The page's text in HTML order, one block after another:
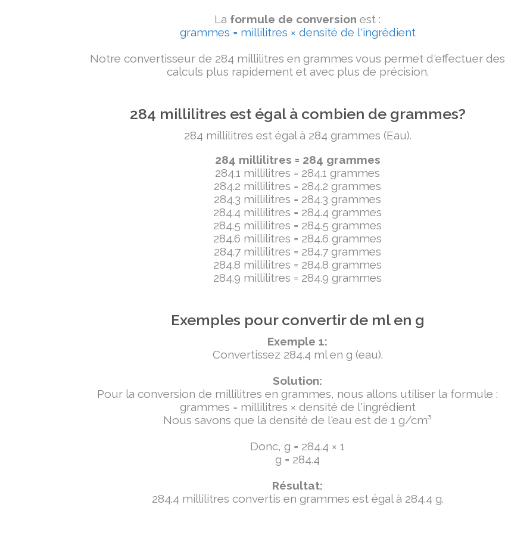
La formule de conversion est :
grammes = millilitres × densité de l'ingrédient
Notre convertisseur de 284 millilitres en grammes vous permet d'effectuer des
calculs plus rapidement et avec plus de précision.
284 millilitres est égal à combien de grammes?
284 millilitres est égal à 284 grammes (Eau).
284 millilitres = 284 grammes
284.1 millilitres = 284.1 grammes
284.2 millilitres = 284.2 grammes
284.3 millilitres = 284.3 grammes
284.4 millilitres = 284.4 grammes
284.5 millilitres = 284.5 grammes
284.6 millilitres = 284.6 grammes
284.7 millilitres = 284.7 grammes
284.8 millilitres = 284.8 grammes
284.9 millilitres = 284.9 grammes
Exemples pour convertir de ml en g
Exemple 1:
Convertissez 284.4 ml en g (eau).
Solution:
Pour la conversion de millilitres en grammes, nous allons utiliser la formule :
grammes = millilitres × densité de l'ingrédient
Nous savons que la densité de l'eau est de 1 g/cm³
Donc, g = 284.4 × 1
g = 284.4
Résultat:
284.4 millilitres convertis en grammes est égal à 284.4 g.